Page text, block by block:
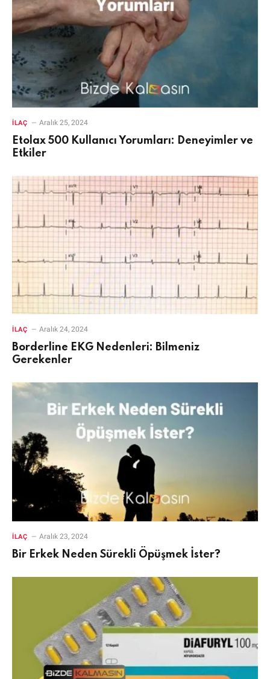
İLAÇ Aralık 25, 2024
Etolax 500 Kullanıcı Yorumları: Deneyimler ve
Etkiler
İLAÇ Aralık 24, 2024
Borderline EKG Nedenleri: Bilmeniz
Gerekenler
İLAÇ Aralık 23, 2024
Bir Erkek Neden Sürekli Öpüşmek İster?